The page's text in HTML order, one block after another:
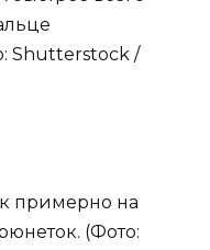
Shutterstock /
примерно на
(Фото: